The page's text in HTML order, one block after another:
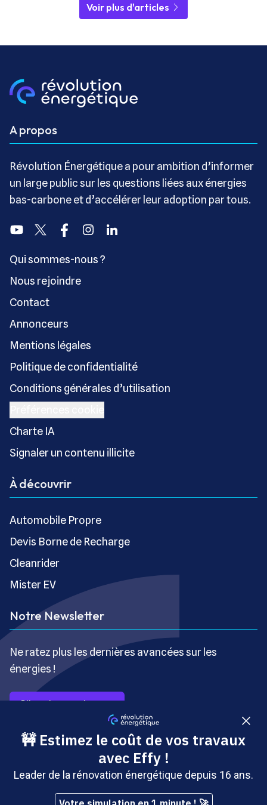
Voir plus d'articles
A propos
Révolution Énergétique a pour ambition d’informer
un large public sur les questions liées aux énergies
bas-carbone et d’accélérer leur adoption par tous.
YoutubeTwitter FacebookInstagramLinkedin
Qui sommes-nous ?
Nous rejoindre
Contact
Annonceurs
Mentions légales
Politique de confidentialité
Conditions générales d’utilisation
Charte IA
Signaler un contenu illicite
À découvrir
Automobile Propre
Devis Borne de Recharge
Cleanrider
Mister EV
Notre Newsletter
Ne ratez plus les dernières avancées sur les
énergies !
S’inscrire gratuitement
Copyright © Révolution Énergétique - Tous droits réservés
- Site édité par Saabre SAS, une société du groupe
Brakson